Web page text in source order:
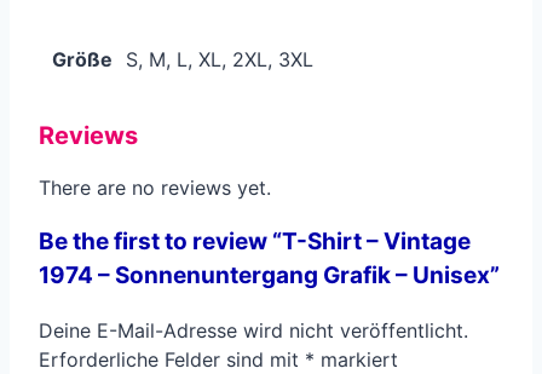
Größe S, M, L, XL, 2XL, 3XL
Reviews
There are no reviews yet.
Be the first to review “T-Shirt – Vintage
1974 – Sonnenuntergang Grafik – Unisex”
Deine E-Mail-Adresse wird nicht veröffentlicht.
Erforderliche Felder sind mit * markiert